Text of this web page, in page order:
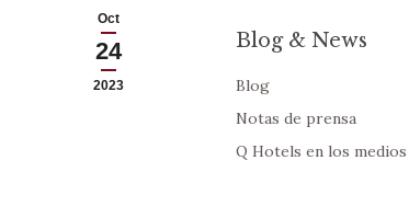
Oct
24
2023
Blog & News
Blog
Notas de prensa
Q Hotels en los medios